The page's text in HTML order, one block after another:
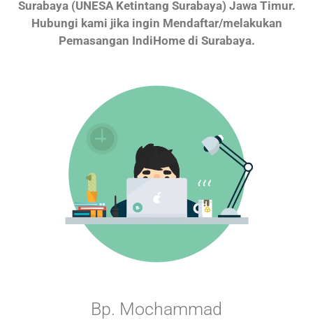
Surabaya (UNESA Ketintang Surabaya) Jawa Timur.
Hubungi kami jika ingin Mendaftar/melakukan
Pemasangan IndiHome di Surabaya.
Bp. Mochammad